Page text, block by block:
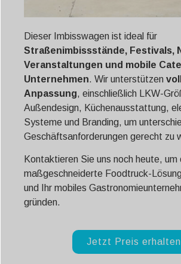
Dieser Imbisswagen ist ideal für
Straßenimbissstände, Festivals,
Veranstaltungen und mobile
Unternehmen. Wir unterstützen
Anpassung, einschließlich LKW-
Außendesign, Küchenausstattung,
Systeme und Branding, um
Geschäftsanforderungen gerecht zu
Kontaktieren Sie uns noch heute, um
maßgeschneiderte Foodtruck-
und Ihr mobiles
gründen.
Jetzt Preis erhalten